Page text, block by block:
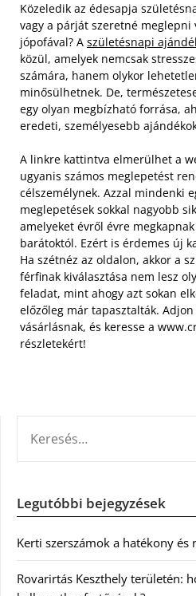
Közeledik az édesapja
vagy a párját szeretné meglepni
jópofával? A születésnapi
közül, amelyek nemcsak
számára, hanem olykor
minősülhetnek. De,
egy olyan megbízható forrása,
eredeti, személyesebb
A linkre kattintva elmerülhet a
ugyanis számos meglepetést
célszemélynek. Azzal mindenki
meglepetések sokkal nagyobb
amelyeket évről évre
barátoktól. Ezért is érdemes új
Ha szétnéz az oldalon, akkor a
férfinak kiválasztása nem lesz
feladat, mint ahogy azt sokan
előzőleg már tapasztalták.
vásárlásnak, és keresse a
részletekért!
Legutóbbi bejegyzések
Kerti szerszámok a hatékony
Rovarirtás Keszthely területén: